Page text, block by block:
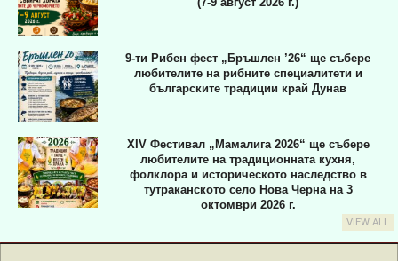
9-ти Рибен фест „Бръшлен ’26“ ще събере
любителите на рибните специалитети и
българските традиции край Дунав
XIV Фестивал „Мамалига 2026“ ще събере
любителите на традиционната кухня,
фолклора и историческото наследство в
тутраканското село Нова Черна на 3
октомври 2026 г.
VIEW ALL